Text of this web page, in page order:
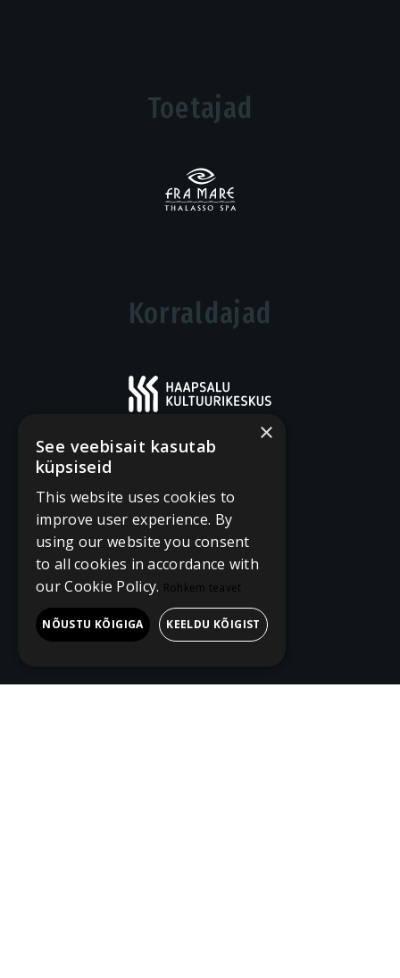
Toetajad
Korraldajad
×
See veebisait kasutab
küpsiseid
This website uses cookies to
improve user experience. By
using our website you consent
to all cookies in accordance with
our Cookie Policy. Rohkem teavet
NÕUSTU KÕIGIGA KEELDU KÕIGIST